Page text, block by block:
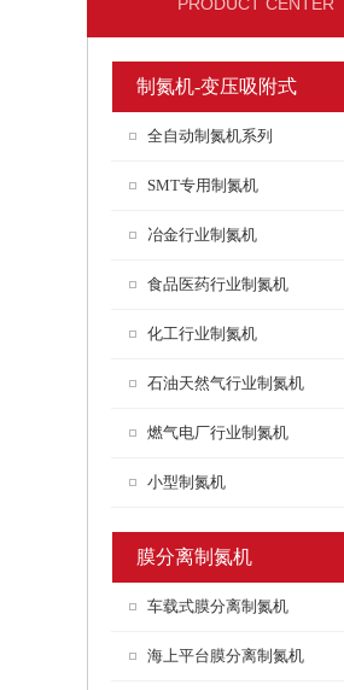
制氮机-变压吸附式
全自动制氮机系列
SMT专用制氮机
冶金行业制氮机
食品医药行业制氮机
化工行业制氮机
石油天然气行业制氮机
燃气电厂行业制氮机
小型制氮机
膜分离制氮机
车载式膜分离制氮机
海上平台膜分离制氮机